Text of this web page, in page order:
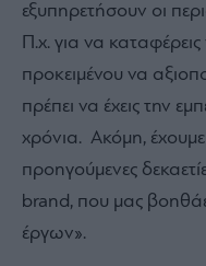
εξυπηρετήσουν οι
Π.χ. για να
προκειμένου να
πρέπει να έχεις την
χρόνια. Ακόμη, έχουμε
προηγούμενες
brand, που μας
έργων».